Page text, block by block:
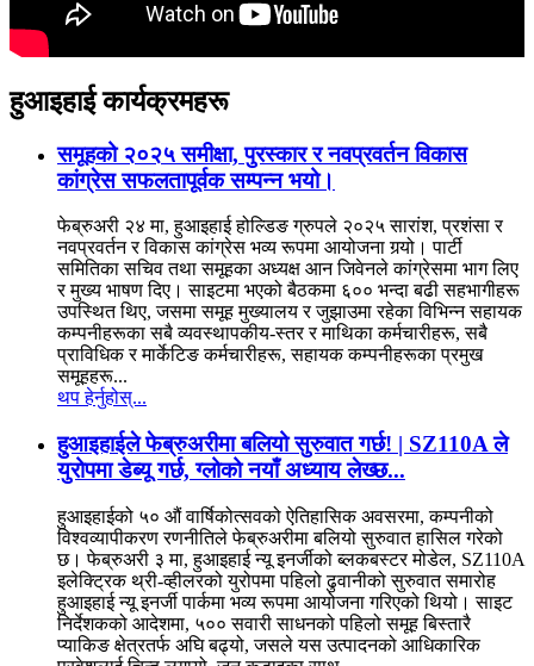
हुआइहाई कार्यक्रमहरू
समूहको २०२५ समीक्षा, पुरस्कार र नवप्रवर्तन विकास
कांग्रेस सफलतापूर्वक सम्पन्न भयो।
फेब्रुअरी २४ मा, हुआइहाई होल्डिङ ग्रुपले २०२५ सारांश, प्रशंसा र
नवप्रवर्तन र विकास कांग्रेस भव्य रूपमा आयोजना गर्‍यो। पार्टी
समितिका सचिव तथा समूहका अध्यक्ष आन जिवेनले कांग्रेसमा भाग लिए
र मुख्य भाषण दिए। साइटमा भएको बैठकमा ६०० भन्दा बढी सहभागीहरू
उपस्थित थिए, जसमा समूह मुख्यालय र जुझाउमा रहेका विभिन्न सहायक
कम्पनीहरूका सबै व्यवस्थापकीय-स्तर र माथिका कर्मचारीहरू, सबै
प्राविधिक र मार्केटिङ कर्मचारीहरू, सहायक कम्पनीहरूका प्रमुख
समूहहरू...
थप हेर्नुहोस्...
हुआइहाईले फेब्रुअरीमा बलियो सुरुवात गर्छ! | SZ110A ले
युरोपमा डेब्यू गर्छ, ग्लोको नयाँ अध्याय लेख्छ...
हुआइहाईको ५० औं वार्षिकोत्सवको ऐतिहासिक अवसरमा, कम्पनीको
विश्वव्यापीकरण रणनीतिले फेब्रुअरीमा बलियो सुरुवात हासिल गरेको
छ। फेब्रुअरी ३ मा, हुआइहाई न्यू इनर्जीको ब्लकबस्टर मोडेल, SZ110A
इलेक्ट्रिक थ्री-व्हीलरको युरोपमा पहिलो ढुवानीको सुरुवात समारोह
हुआइहाई न्यू इनर्जी पार्कमा भव्य रूपमा आयोजना गरिएको थियो। साइट
निर्देशकको आदेशमा, ५०० सवारी साधनको पहिलो समूह बिस्तारै
प्याकिङ क्षेत्रतर्फ अघि बढ्यो, जसले यस उत्पादनको आधिकारिक